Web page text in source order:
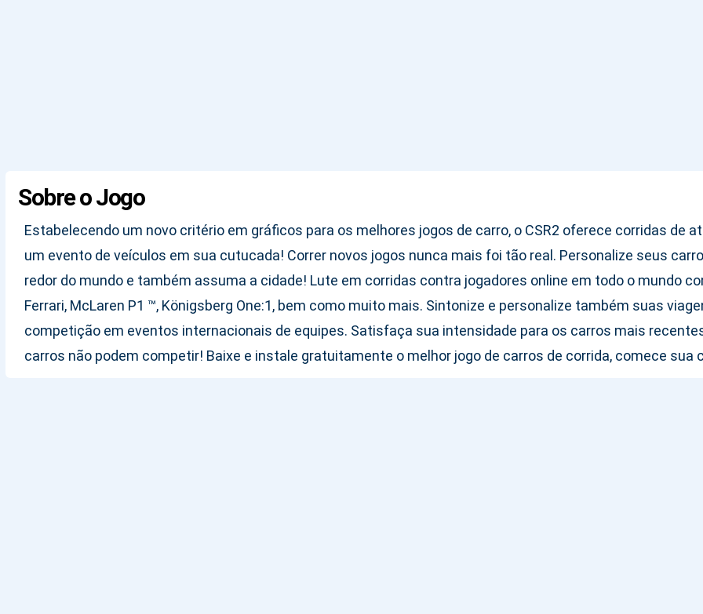
Sobre o Jogo
Estabelecendo um novo critério em gráficos para os melhores jogos de carro, o CSR2 oferece corridas de
um evento de veículos em sua cutucada! Correr novos jogos nunca mais foi tão real. Personalize seus
redor do mundo e também assuma a cidade! Lute em corridas contra jogadores online em todo o mundo
Ferrari, McLaren P1 ™, Königsberg One:1, bem como muito mais. Sintonize e personalize também suas
competição em eventos internacionais de equipes. Satisfaça sua intensidade para os carros mais
carros não podem competir! Baixe e instale gratuitamente o melhor jogo de carros de corrida, comece